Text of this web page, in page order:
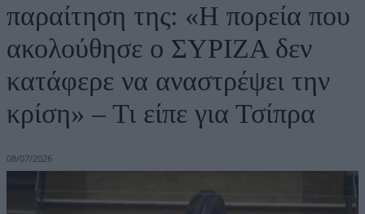
παραίτηση της: «Η πορεία που
ακολούθησε ο ΣΥΡΙΖΑ δεν
κατάφερε να αναστρέψει την
κρίση» – Τι είπε για Τσίπρα
08/07/2026